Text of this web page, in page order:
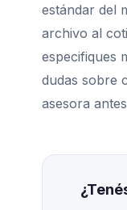
estándar del
archivo al
especifiques
dudas sobre
asesora